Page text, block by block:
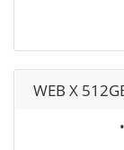
WEB X